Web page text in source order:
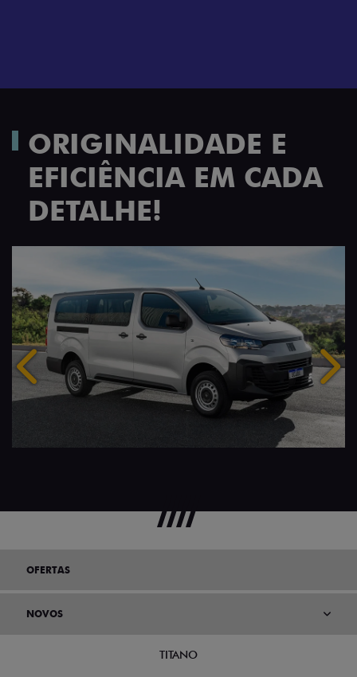
ORIGINALIDADE E
EFICIÊNCIA EM CADA
DETALHE!
Anterior
OFERTAS
NOVOS
TITANO